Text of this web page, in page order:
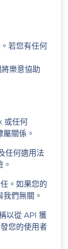
若您有任何
樂意協助
或任何
關係。
任何適用法
。如果您的
們無關。
以從 API 獲
您的使用者